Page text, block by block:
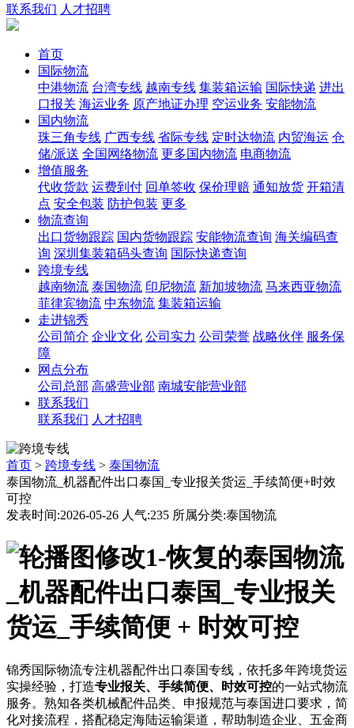
联系我们 人才招聘
首页
国际物流
中港物流 台湾专线 越南专线 集装箱运输 国际快递 进出
口报关 海运业务 原产地证办理 空运业务 安能物流
国内物流
珠三角专线 广西专线 省际专线 定时达物流 内贸海运 仓
储/派送 全国网络物流 更多国内物流 电商物流
增值服务
代收货款 运费到付 回单签收 保价理赔 通知放货 开箱清
点 安全包装 防护包装 更多
物流查询
出口货物跟踪 国内货物跟踪 安能物流查询 海关编码查
询 深圳集装箱码头查询 国际快递查询
跨境专线
越南物流 泰国物流 印尼物流 新加坡物流 马来西亚物流
菲律宾物流 中东物流 集装箱运输
走进锦秀
公司简介 企业文化 公司实力 公司荣誉 战略伙伴 服务保
障
网点分布
公司总部 高盛营业部 南城安能营业部
联系我们
联系我们 人才招聘
首页 > 跨境专线 > 泰国物流
泰国物流_机器配件出口泰国_专业报关货运_手续简便+时效
可控
发表时间:2026-05-26 人气:235 所属分类:泰国物流
泰国物流
_机器配件出口泰国_专业报关
货运_手续简便 + 时效可控
锦秀国际物流专注机器配件出口泰国专线，依托多年跨境货运
实操经验，打造专业报关、手续简便、时效可控的一站式物流
服务。熟知各类机械配件品类、申报规范与泰国进口要求，简
化对接流程，搭配稳定海陆运输渠道，帮助制造企业、五金商